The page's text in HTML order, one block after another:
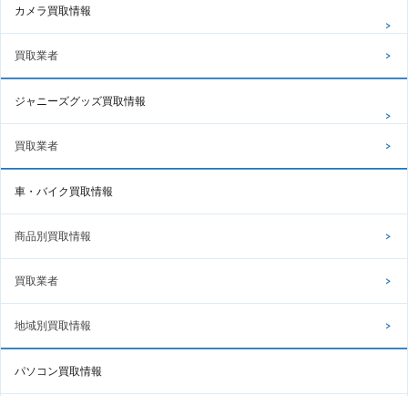
カメラ買取情報
買取業者
ジャニーズグッズ買取情報
買取業者
車・バイク買取情報
商品別買取情報
買取業者
地域別買取情報
パソコン買取情報